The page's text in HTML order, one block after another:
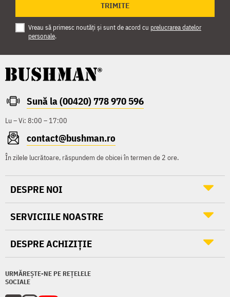
TRIMITE
Vreau să primesc noutăți și sunt de acord cu prelucrarea datelor
personale.
Sună la (00420) 778 970 596
Lu – Vi: 8:00 – 17:00
contact@bushman.ro
În zilele lucrătoare, răspundem de obicei în termen de 2 ore.
URMĂREȘTE-NE PE REȚELELE
SOCIALE
DESPRE NOI
SERVICIILE NOASTRE
DESPRE ACHIZIȚIE